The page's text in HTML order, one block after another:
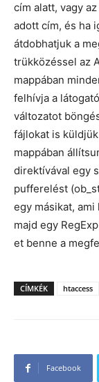
cím alatt, vagy
adott cím, és ha
átdobhatjuk a
trükközéssel az
mappában
felhívja a
változatot
fájlokat is
mappában
direktívával egy
pufferelést
egy másikat,
majd egy
et benne a
CÍMKÉK htaccess
Facebook